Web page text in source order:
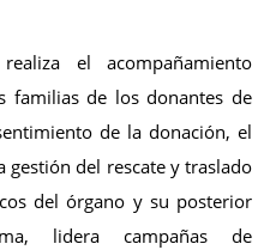
el acompañamiento
familias de los donantes de
de la donación, el
del rescate y traslado
del órgano y su posterior
lidera campañas de